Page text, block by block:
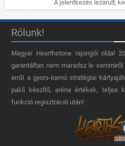
A jelentkezés lezárult,
Rólunk!
Magyar Hearthstone​ rajongói oldal
garantáltan nem maradsz le
erről a gyors-iramú stratégiai
pakli készítő, aréna értékek, teljes
funkció regisztráció után!